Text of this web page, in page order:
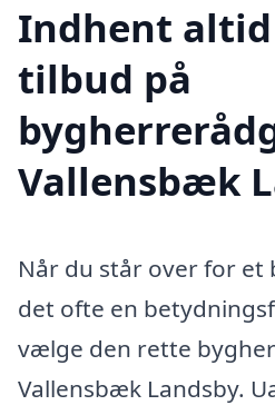
Indhent
tilbud på
Vallensbæk
Når du står over for
det ofte en
vælge den rette
Vallensbæk Landsby.